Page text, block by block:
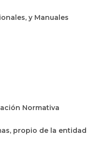
y Manuales
Normativa
propio de la entidad